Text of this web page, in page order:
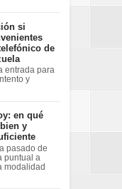
si
de
entrada para
y
en qué
y
pasado de
puntual a
modalidad